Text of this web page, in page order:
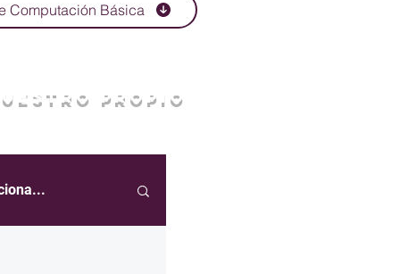
Computación Básica
PROPIO